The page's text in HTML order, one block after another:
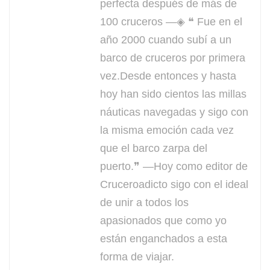
perfecta después de más de
100 cruceros —◈ ❝ Fue en el
año 2000 cuando subí a un
barco de cruceros por primera
vez.Desde entonces y hasta
hoy han sido cientos las millas
náuticas navegadas y sigo con
la misma emoción cada vez
que el barco zarpa del
puerto.❞ —Hoy como editor de
Cruceroadicto sigo con el ideal
de unir a todos los
apasionados que como yo
están enganchados a esta
forma de viajar.